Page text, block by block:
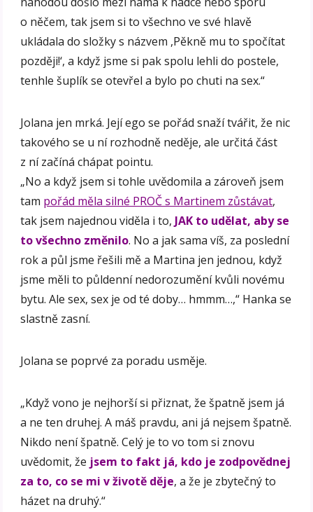
o něčem, tak jsem si to všechno ve své hlavě
ukládala do složky s názvem ,Pěkně mu to spočítat
později!‘, a když jsme si pak spolu lehli do postele,
tenhle šuplík se otevřel a bylo po chuti na sex.“
Jolana jen mrká. Její ego se pořád snaží tvářit, že nic
takového se u ní rozhodně neděje, ale určitá část
z ní začíná chápat pointu.
„No a když jsem si tohle uvědomila a zároveň jsem
tam pořád měla silné PROČ s Martinem zůstávat,
tak jsem najednou viděla i to, JAK to udělat, aby se
to všechno změnilo. No a jak sama víš, za poslední
rok a půl jsme řešili mě a Martina jen jednou, když
jsme měli to půldenní nedorozumění kvůli novému
bytu. Ale sex, sex je od té doby… hmmm…,“ Hanka se
slastně zasní.
Jolana se poprvé za poradu usměje.
„Když vono je nejhorší si přiznat, že špatně jsem já
a ne ten druhej. A máš pravdu, ani já nejsem špatně.
Nikdo není špatně. Celý je to vo tom si znovu
uvědomit, že jsem to fakt já, kdo je zodpovědnej
za to, co se mi v životě děje, a že je zbytečný to
házet na druhý.“